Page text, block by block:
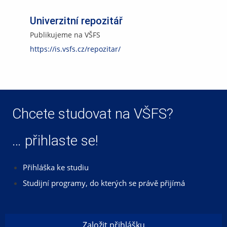
Univerzitní repozitář
Publikujeme na VŠFS
https://is.vsfs.cz/repozitar/
Chcete studovat na VŠFS?
… přihlaste se!
Přihláška ke studiu
Studijní programy, do kterých se právě přijímá